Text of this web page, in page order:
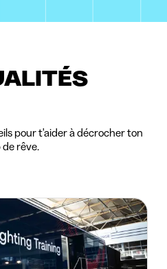
pour t'aider à décrocher ton
de rêve.